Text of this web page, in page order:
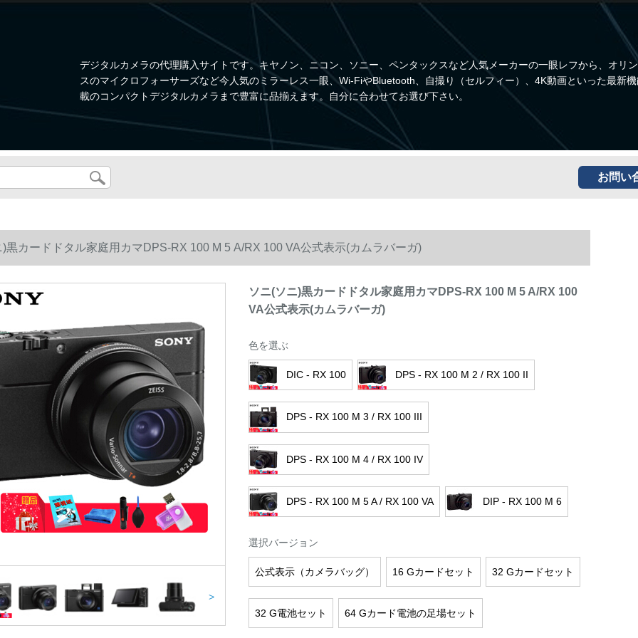
デジタルカメラの代理購入サイトです。キヤノン、ニコン、ソニー、ペンタックスなど人気メーカーの一眼レフから、オリ
スのマイクロフォーサーズなど今人気のミラーレス一眼、Wi-FiやBluetooth、自撮り（セルフィー）、4K動画といった最新
載のコンパクトデジタルカメラまで豊富に品揃えます。自分に合わせてお選び下さい。
お問い
)黒カードドタル家庭用カマDPS-RX 100 M 5 A/RX 100 VA公式表示(カムラバーガ)
>
ソニ(ソニ)黒カードドタル家庭用カマDPS-RX 100 M 5 A/RX 100
VA公式表示(カムラバーガ)
色を選ぶ
DIC - RX 100 DPS - RX 100 M 2 / RX 100 II
DPS - RX 100 M 3 / RX 100 III
DPS - RX 100 M 4 / RX 100 IV
DPS - RX 100 M 5 A / RX 100 VA DIP - RX 100 M 6
選択バージョン
公式表示（カメラバッグ） 16 Gカードセット 32 Gカードセット
32 G電池セット 64 Gカード電池の足場セット